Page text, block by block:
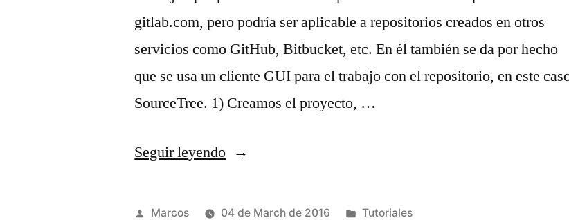
gitlab.com, pero podría ser aplicable a repositorios creados en otros
servicios como GitHub, Bitbucket, etc. En él también se da por hecho
que se usa un cliente GUI para el trabajo con el repositorio, en este
SourceTree. 1) Creamos el proyecto, …
Seguir leyendo«Uso
repositorios
Publicado
Marcos 04 de March de 2016
Publicado
Tutoriales